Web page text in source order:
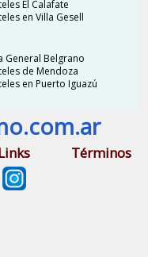
El Calafate
en Villa Gesell
General Belgrano
de Mendoza
en Puerto Iguazú
Términos